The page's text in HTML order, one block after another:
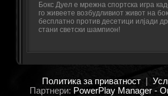
Бокс Дуел е мрежна спортска игра
го живеете возбудливиот живот на
бесплатно против десетици илјади
стани светски шампион!
Политика за приватност|
Партнери: PowerPlay Manager -